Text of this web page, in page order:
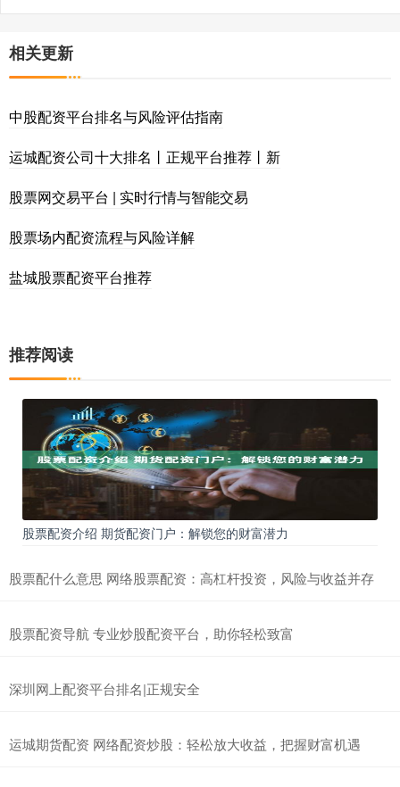
相关更新
中股配资平台排名与风险评估指南
运城配资公司十大排名丨正规平台推荐丨新
股票网交易平台 | 实时行情与智能交易
股票场内配资流程与风险详解
盐城股票配资平台推荐
推荐阅读
股票配资介绍 期货配资门户：解锁您的财富潜力
股票配什么意思 网络股票配资：高杠杆投资，风险与收益并存
股票配资导航 专业炒股配资平台，助你轻松致富
深圳网上配资平台排名|正规安全
运城期货配资 网络配资炒股：轻松放大收益，把握财富机遇